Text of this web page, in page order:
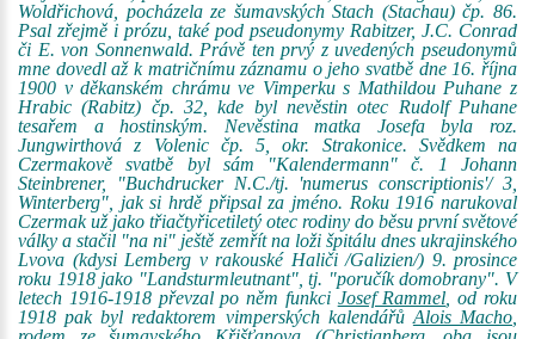
Woldřichová, pocházela ze šumavských Stach (Stachau) čp. 86.
Psal zřejmě i prózu, také pod pseudonymy Rabitzer, J.C. Conrad
či E. von Sonnenwald. Právě ten prvý z uvedených pseudonymů
mne dovedl až k matričnímu záznamu o jeho svatbě dne 16. října
1900 v děkanském chrámu ve Vimperku s Mathildou Puhane z
Hrabic (Rabitz) čp. 32, kde byl nevěstin otec Rudolf Puhane
tesařem a hostinským. Nevěstina matka Josefa byla roz.
Jungwirthová z Volenic čp. 5, okr. Strakonice. Svědkem na
Czermakově svatbě byl sám "Kalendermann" č. 1 Johann
Steinbrener, "Buchdrucker N.C./tj. 'numerus conscriptionis'/ 3,
Winterberg", jak si hrdě připsal za jméno. Roku 1916 narukoval
Czermak už jako třiačtyřicetiletý otec rodiny do běsu první světové
války a stačil "na ni" ještě zemřít na loži špitálu dnes ukrajinského
Lvova (kdysi Lemberg v rakouské Haliči /Galizien/) 9. prosince
roku 1918 jako "Landsturmleutnant", tj. "poručík domobrany". V
letech 1916-1918 převzal po něm funkci Josef Rammel , od roku
1918 pak byl redaktorem vimperských kalendářů Alois Macho